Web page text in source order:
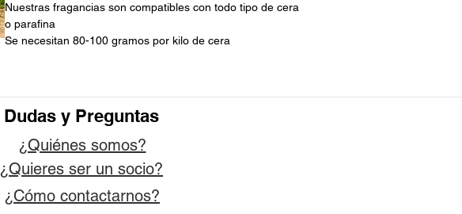
Nuestras fragancias son compatibles con todo tipo de cera
o parafina
Se necesitan 80-100 gramos por kilo de cera
Dudas y Preguntas
¿Quiénes somos?
¿Quieres ser un socio?
¿Cómo contactarnos?